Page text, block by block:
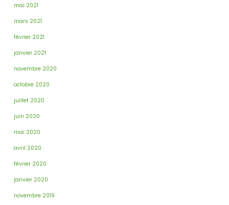
mai 2021
mars 2021
février 2021
janvier 2021
novembre 2020
octobre 2020
juillet 2020
juin 2020
mai 2020
avril 2020
février 2020
janvier 2020
novembre 2019